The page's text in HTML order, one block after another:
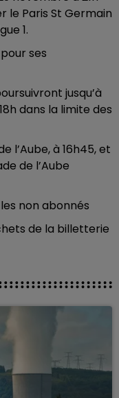
le Paris St Germain
1.
ses
jusqu’à
dans la limite des
l’Aube, à 16h45, et
de l’Aube
non abonnés
de la billetterie